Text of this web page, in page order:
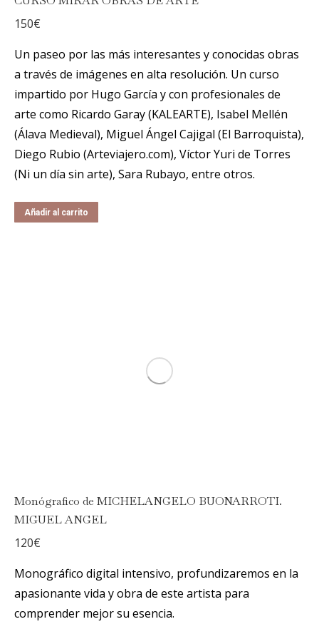
150€
Un paseo por las más interesantes y conocidas obras
a través de imágenes en alta resolución. Un curso
impartido por Hugo García y con profesionales de
arte como Ricardo Garay (KALEARTE), Isabel Mellén
(Álava Medieval), Miguel Ángel Cajigal (El Barroquista),
Diego Rubio (Arteviajero.com), Víctor Yuri de Torres
(Ni un día sin arte), Sara Rubayo, entre otros.
Añadir al carrito
Monógrafico de MICHELANGELO BUONARROTI.
MIGUEL ANGEL
120€
Monográfico digital intensivo, profundizaremos en la
apasionante vida y obra de este artista para
comprender mejor su esencia.